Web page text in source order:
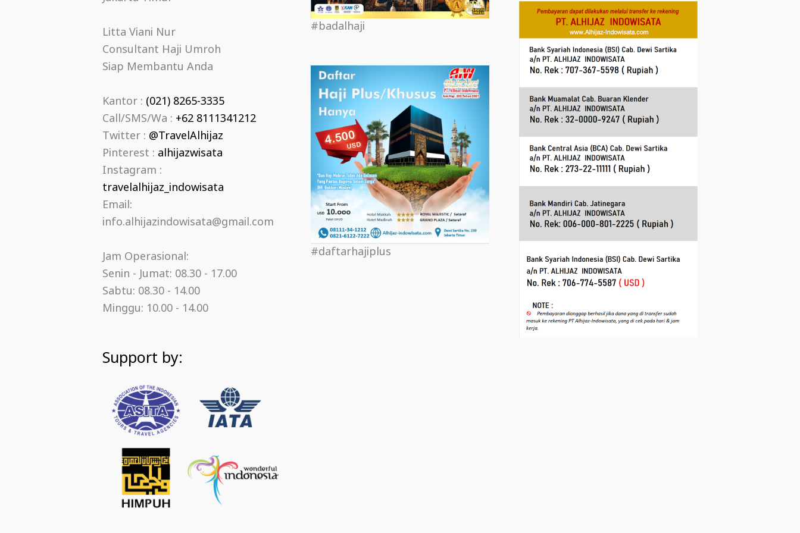
Litta Viani Nur
Consultant Haji Umroh
Siap Membantu Anda
Kantor : (021) 8265-3335
Call/SMS/Wa : +62 8111341212
Twitter : @TravelAlhijaz
Pinterest : alhijazwisata
Instagram :
travelalhijaz_indowisata
Email:
info.alhijazindowisata@gmail.com
Jam Operasional:
Senin - Jumat: 08.30 - 17.00
Sabtu: 08.30 - 14.00
Minggu: 10.00 - 14.00
Support by:
#badalhaji
#daftarhajiplus